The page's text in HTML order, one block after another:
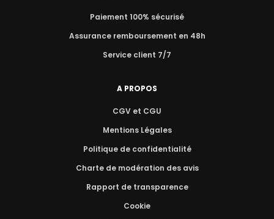
Paiement 100% sécurisé
Assurance remboursement en 48h
Service client 7/7
A PROPOS
CGV et CGU
Mentions Légales
Politique de confidentialité
Charte de modération des avis
Rapport de transparence
Cookie